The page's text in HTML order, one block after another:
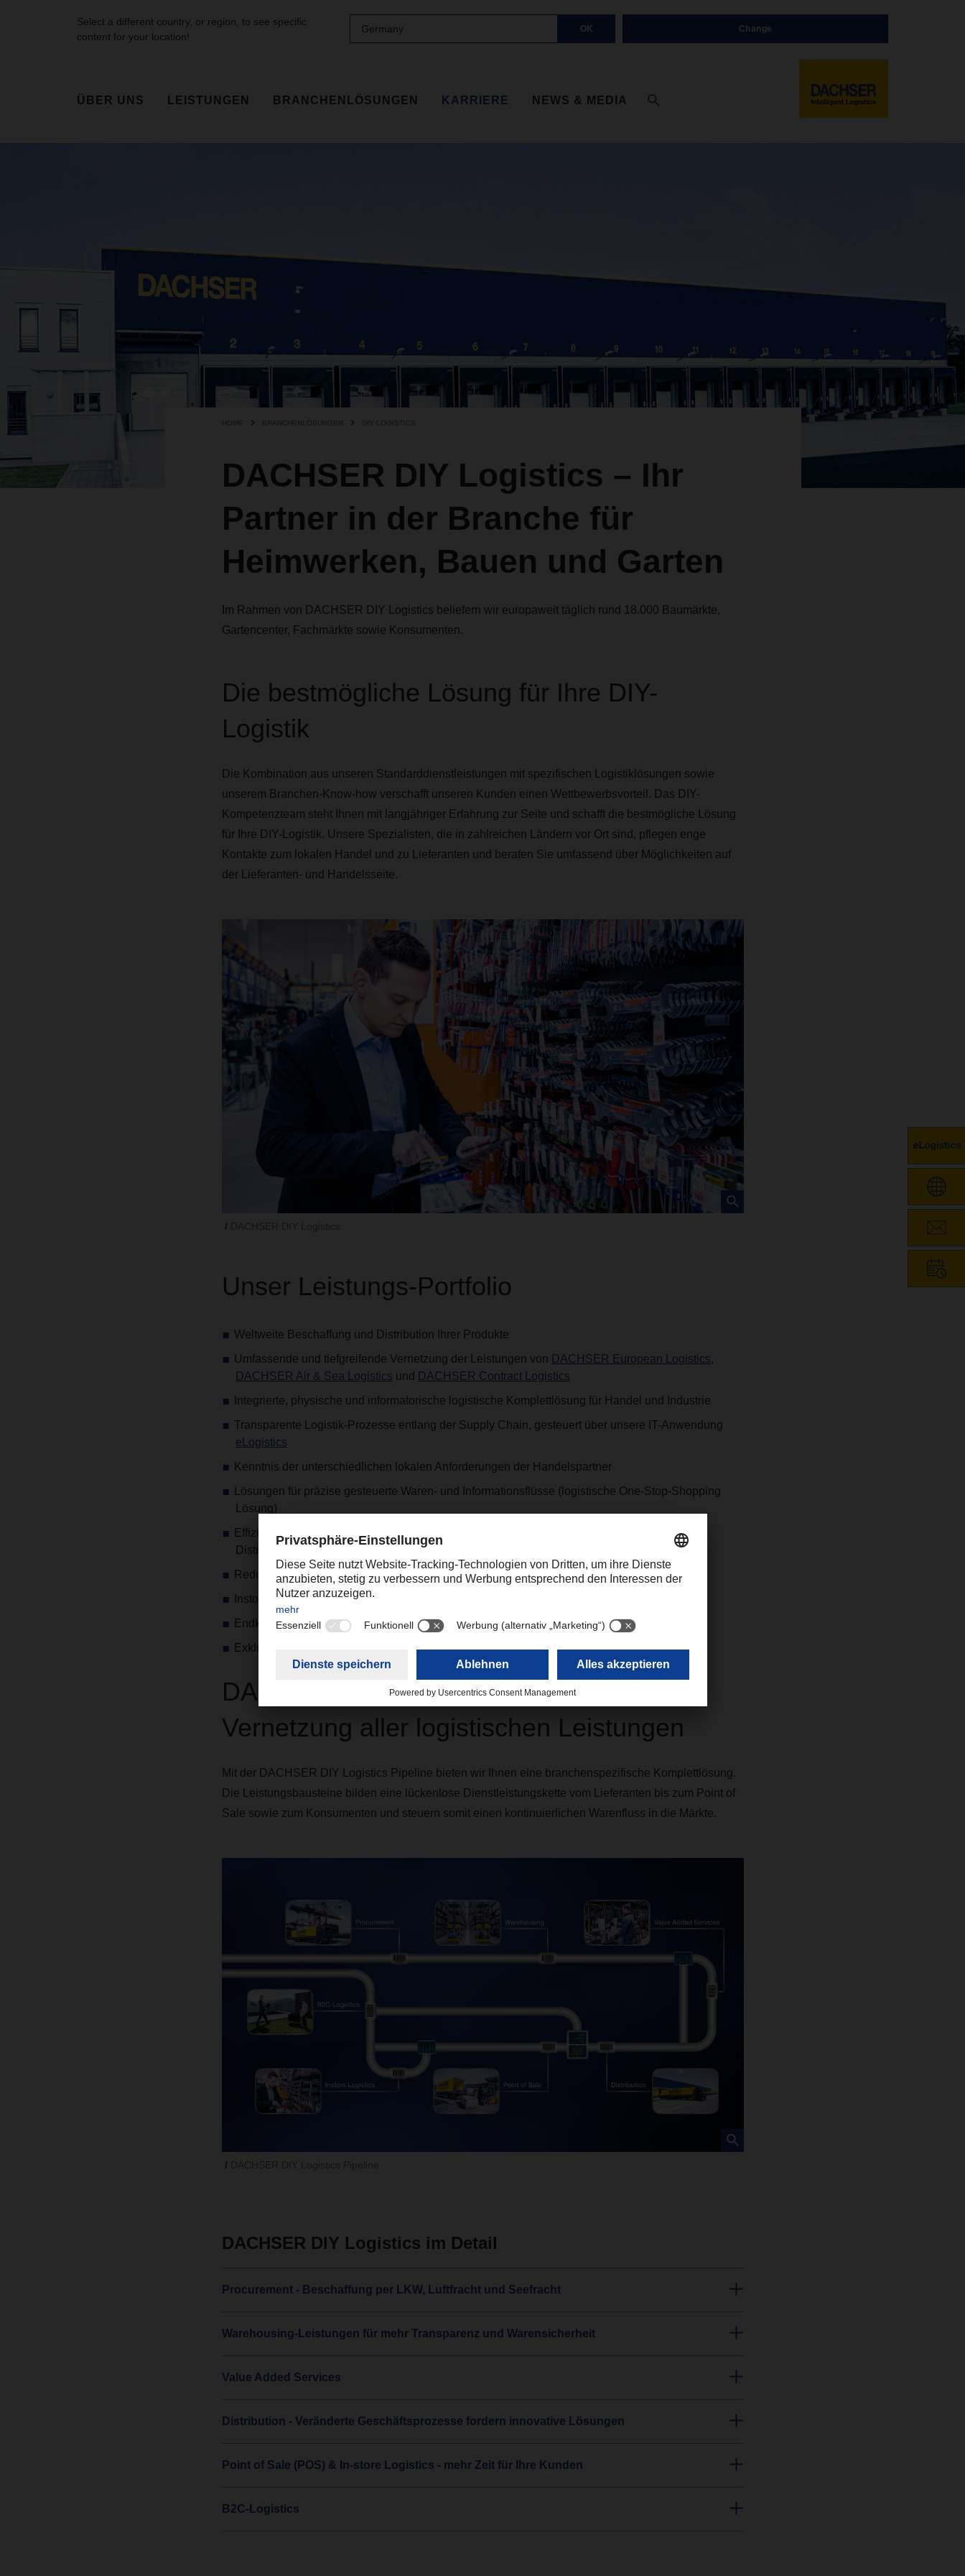
Select a different country, or region, to see specific
content for your location!
Germany OK Change
ÜBER UNS LEISTUNGEN BRANCHENLÖSUNGEN KARRIERE NEWS & MEDIA
HOME BRANCHENLÖSUNGEN DIY LOGISTICS
DACHSER DIY Logistics – Ihr
Partner in der Branche für
Heimwerken, Bauen und Garten
Im Rahmen von DACHSER DIY Logistics beliefern wir europaweit täglich rund 18.000 Baumärkte,
Gartencenter, Fachmärkte sowie Konsumenten.
Die bestmögliche Lösung für Ihre DIY-
Logistik
Die Kombination aus unseren Standarddienstleistungen mit spezifischen Logistiklösungen sowie
unserem Branchen-Know-how verschafft unseren Kunden einen Wettbewerbsvorteil. Das DIY-
Kompetenzteam steht Ihnen mit langjähriger Erfahrung zur Seite und schafft die bestmögliche Lösung
für Ihre DIY-Logistik. Unsere Spezialisten, die in zahlreichen Ländern vor Ort sind, pflegen enge
Kontakte zum lokalen Handel und zu Lieferanten und beraten Sie umfassend über Möglichkeiten auf
der Lieferanten- und Handelsseite.
Unser Leistungs-Portfolio
Weltweite Beschaffung und Distribution Ihrer Produkte
Umfassende und tiefgreifende Vernetzung der Leistungen von DACHSER European Logistics,
DACHSER Air & Sea Logistics und
DACHSER Contract Logistics
Integrierte, physische und informatorische logistische Komplettlösung für Handel und Industrie
Transparente Logistik-Prozesse entlang der Supply Chain, gesteuert über unsere IT-Anwendung
eLogistics
Kenntnis der unterschiedlichen lokalen Anforderungen der Handelspartner
Lösungen für präzise gesteuerte Waren- und Informationsflüsse (logistische One-Stop-Shopping
Lösung)
Effiziente Personal- und Lagerplanung durch optimierte Wareneingangsprozesse in
Distributionszentren und an den Handelsrampen
Reduzierung der Rampenkontakte bei Lieferant und Handel durch Warenbündelung
Instore-Logistics bis zum Point of Sale und zurück
Endkundenbelieferung mit speziellem Lieferservice übertargo on-site
Exklusiver Logistikdienstleister für systemfähiges Stückgut und Warehousing
DACHSER DIY Logistics Pipeline - die
Vernetzung aller logistischen Leistungen
Mit der DACHSER DIY Logistics Pipeline bieten wir Ihnen eine branchenspezifische Komplettlösung.
Die Leistungsbausteine bilden eine lückenlose Dienstleistungskette vom Lieferanten bis zum Point of
Sale sowie zum Konsumenten und steuern somit einen kontinuierlichen Warenfluss in die Märkte.
DACHSER DIY Logistics im Detail
Procurement - Beschaffung per LKW, Luftfracht und Seefracht
Warehousing-Leistungen für mehr Transparenz und Warensicherheit
Value Added Services
Distribution - Veränderte Geschäftsprozesse fordern innovative Lösungen
Point of Sale (POS) & In-store Logistics - mehr Zeit für Ihre Kunden
B2C-Logistics